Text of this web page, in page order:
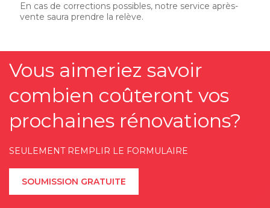
En cas de corrections possibles, notre service après-
vente saura prendre la relève.
Vous aimeriez savoir
combien coûteront vos
prochaines rénovations?
SEULEMENT REMPLIR LE FORMULAIRE
SOUMISSION GRATUITE